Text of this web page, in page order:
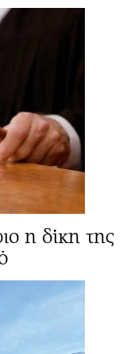
η δίκη της